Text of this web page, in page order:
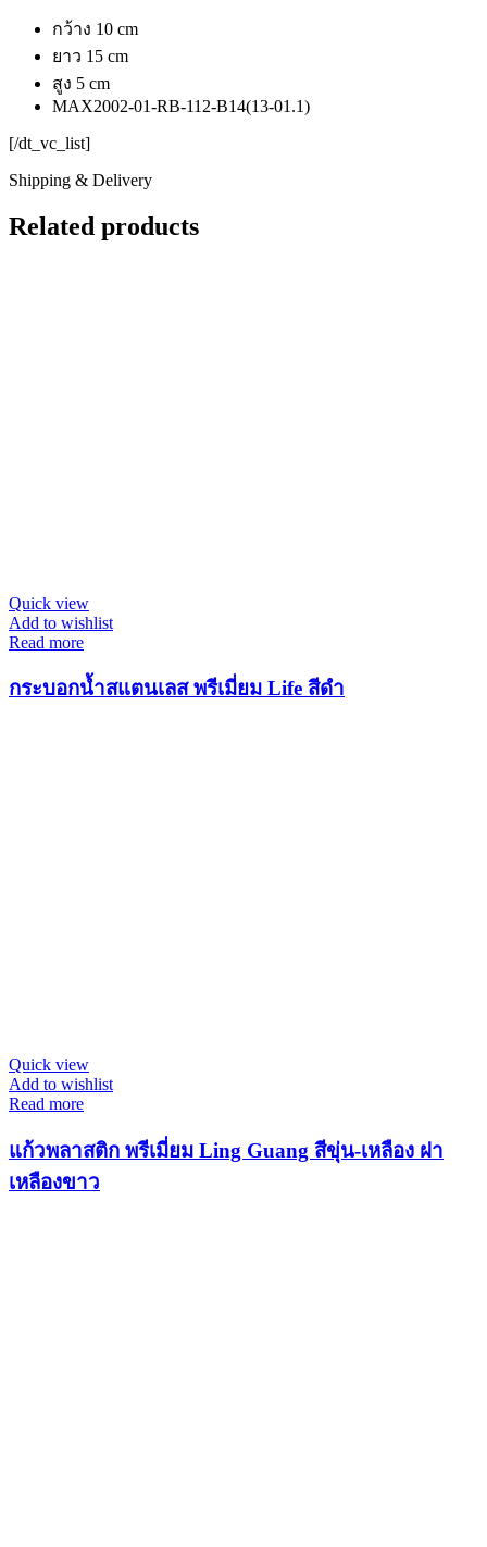
กว้าง 10 cm
ยาว 15 cm
สูง 5 cm
MAX2002-01-RB-112-B14(13-01.1)
[/dt_vc_list]
Shipping & Delivery
Related products
Quick view
Add to wishlist
Read more
กระบอกน้ำสแตนเลส พรีเมี่ยม Life สีดำ
Quick view
Add to wishlist
Read more
แก้วพลาสติก พรีเมี่ยม Ling Guang สีขุ่น-เหลือง ฝา
เหลืองขาว